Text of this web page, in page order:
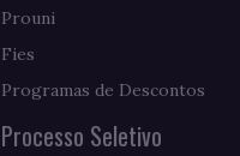
Prouni
Fies
Programas de Descontos
Processo Seletivo